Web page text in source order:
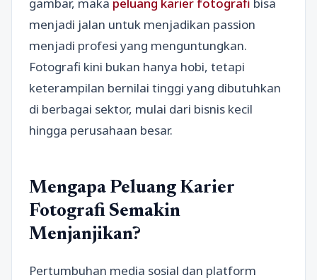
menjadi jalan untuk menjadikan passion
menjadi profesi yang menguntungkan.
Fotografi kini bukan hanya hobi, tetapi
keterampilan bernilai tinggi yang dibutuhkan
di berbagai sektor, mulai dari bisnis kecil
hingga perusahaan besar.
Mengapa Peluang Karier
Fotografi Semakin
Menjanjikan?
Pertumbuhan media sosial dan platform